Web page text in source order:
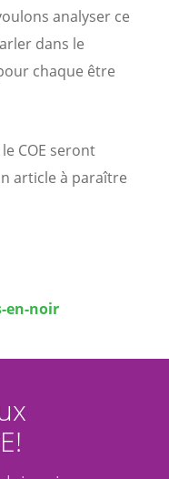
analyser ce
dans le
chaque être
COE seront
article à paraître
en-noir